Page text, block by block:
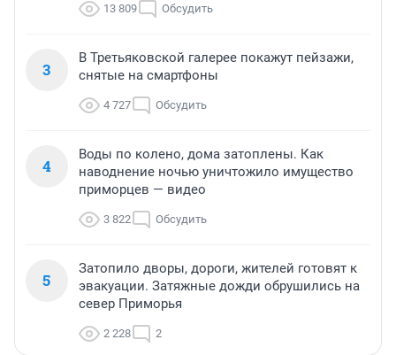
13 809 Обсудить
3
В Третьяковской галерее покажут пейзажи,
снятые на смартфоны
4 727 Обсудить
4
Воды по колено, дома затоплены. Как
наводнение ночью уничтожило имущество
приморцев — видео
3 822 Обсудить
5
Затопило дворы, дороги, жителей готовят к
эвакуации. Затяжные дожди обрушились на
север Приморья
2 228 2